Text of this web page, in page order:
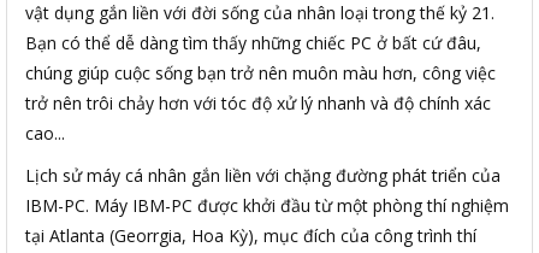
vật dụng gắn liền với đời sống của nhân loại trong thế kỷ 21.
Bạn có thể dễ dàng tìm thấy những chiếc PC ở bất cứ đâu,
chúng giúp cuộc sống bạn trở nên muôn màu hơn, công việc
trở nên trôi chảy hơn với tóc độ xử lý nhanh và độ chính xác
cao...
Lịch sử máy cá nhân gắn liền với chặng đường phát triển của
IBM-PC. Máy IBM-PC được khởi đầu từ một phòng thí nghiệm
tại Atlanta (Georrgia, Hoa Kỳ), mục đích của công trình thí